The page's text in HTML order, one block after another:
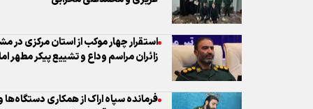
فرمانده سپاه اراک از همکاری
حماسه ۷۷ هزار نفری استان مرکزی